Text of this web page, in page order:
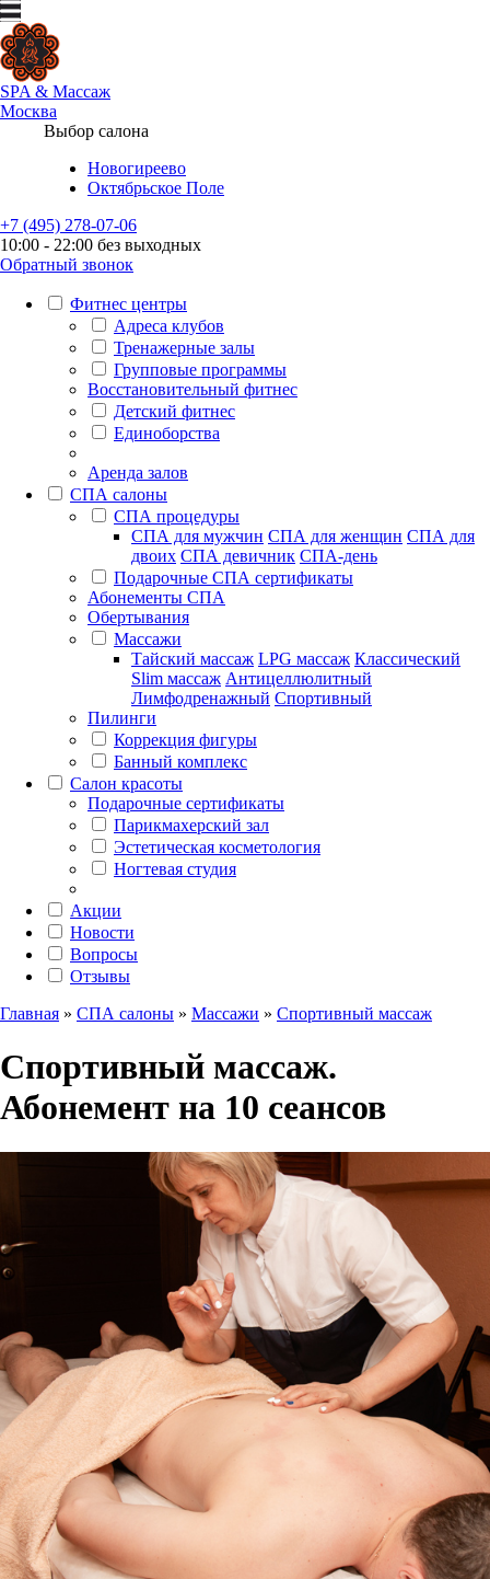
SPA & Массаж
Москва
Выбор салона
Новогиреево
Октябрьское Поле
+7 (495) 278-07-06
10:00 - 22:00 без выходных
Обратный звонок
Фитнес центры
Адреса клубов
Тренажерные залы
Групповые программы
Восстановительный фитнес
Детский фитнес
Единоборства
Аренда залов
СПА салоны
СПА процедуры
СПА для мужчин СПА для женщин СПА для
двоих СПА девичник СПА-день
Подарочные СПА сертификаты
Абонементы СПА
Обертывания
Массажи
Тайский массаж LPG массаж Классический
Slim массаж Антицеллюлитный
Лимфодренажный Спортивный
Пилинги
Коррекция фигуры
Банный комплекс
Салон красоты
Подарочные сертификаты
Парикмахерский зал
Эстетическая косметология
Ногтевая студия
Акции
Новости
Вопросы
Отзывы
Главная » СПА салоны » Массажи » Спортивный массаж
Спортивный массаж.
Абонемент на 10 сеансов